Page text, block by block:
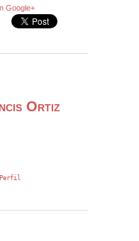
Google+
Ortiz